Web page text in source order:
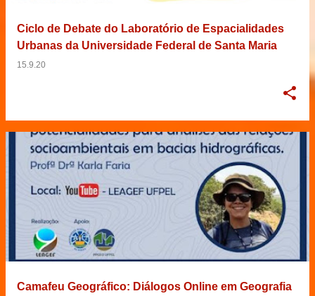
Ciclo de Debate do Laboratório de Espacialidades
Urbanas da Universidade Federal de Santa Maria
15.9.20
Camafeu Geográfico: Diálogos Online em Geografia